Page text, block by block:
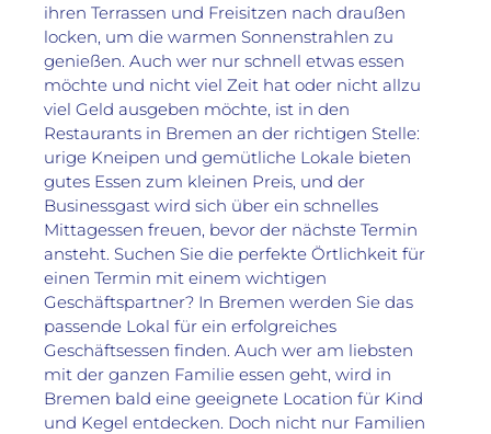
ihren Terrassen und Freisitzen nach draußen
locken, um die warmen Sonnenstrahlen zu
genießen. Auch wer nur schnell etwas essen
möchte und nicht viel Zeit hat oder nicht allzu
viel Geld ausgeben möchte, ist in den
Restaurants in Bremen an der richtigen Stelle:
urige Kneipen und gemütliche Lokale bieten
gutes Essen zum kleinen Preis, und der
Businessgast wird sich über ein schnelles
Mittagessen freuen, bevor der nächste Termin
ansteht. Suchen Sie die perfekte Örtlichkeit für
einen Termin mit einem wichtigen
Geschäftspartner? In Bremen werden Sie das
passende Lokal für ein erfolgreiches
Geschäftsessen finden. Auch wer am liebsten
mit der ganzen Familie essen geht, wird in
Bremen bald eine geeignete Location für Kind
und Kegel entdecken. Doch nicht nur Familien